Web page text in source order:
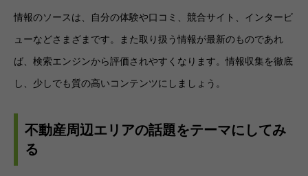
情報のソースは、自分の体験や口コミ、競合サイト、インタービ
ューなどさまざまです。また取り扱う情報が最新のものであれ
ば、検索エンジンから評価されやすくなります。情報収集を徹底
し、少しでも質の高いコンテンツにしましょう。
不動産周辺エリアの話題をテーマにしてみ
る